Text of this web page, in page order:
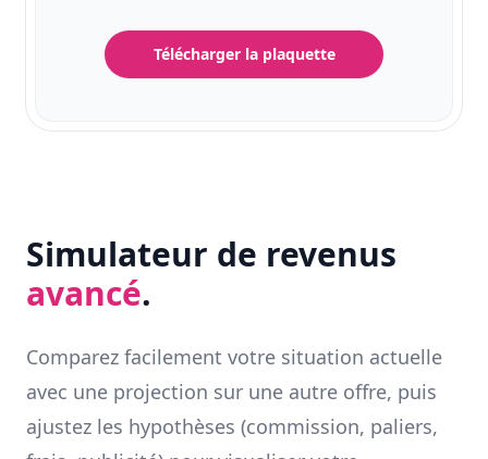
Télécharger la plaquette
Simulateur de revenus
avancé.
Comparez facilement votre situation actuelle
avec une projection sur une autre offre, puis
ajustez les hypothèses (commission, paliers,